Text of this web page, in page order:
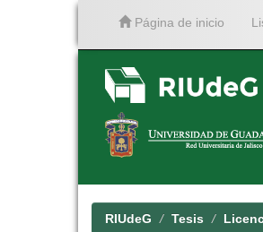
Página de inicio
RIUdeG Tesis